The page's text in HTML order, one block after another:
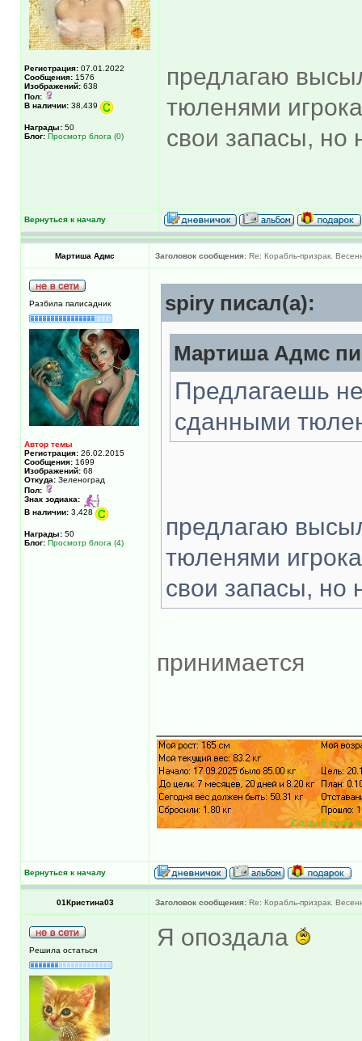
Регистрация: 07.01.2022
Сообщения: 1576
Изображений: 638
Пол:
В наличии: 38,439
Награды: 50
Блог: Просмотр блога (0)
предлагаю
тюленями
свои запасы, но
Вернуться к началу
Мартиша Адмс Заголовок сообщения: Re: Корабль-призрак.
Разбила палисадник
Автор темы
Регистрация: 26.02.2015
Сообщения: 1699
Изображений: 68
Откуда: Зеленоград
Пол:
Знак зодиака:
В наличии: 3,428
Награды: 50
Блог: Просмотр блога (4)
spiry писал(а):
Мартиша Адмс
Предлагаешь
сданными
предлагаю
тюленями
свои запасы, но
принимается
Вернуться к началу
01Кристина03 Заголовок сообщения: Re: Корабль-призрак.
Решила остаться Я опоздала